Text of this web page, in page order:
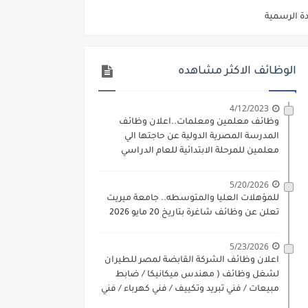
الرسمية
/ تجارة / حقوق / زراعة / تربية / اداب / خدمة اجتماعية
9 يوليو 2026
والاوراق المطلوبة وكيفية التقديم
فني كهرباء / فني غلايات / فني غازات / فني سباك )
مادتي "الدراسات الاجتماعية" و"اللغة الإنجليزية"
والتقديم حتي 17 يونيو 2026
الوظائف الاكثر مشاهده
4/12/2023
وظائف معلمين ومعلمات..اعلان وظائف
المدرسة المصرية الدولية عن حاجتها الي
معلمين للمرحلة الابتدائية للعام الدراسي
5/20/2026
للمؤهلات العليا والمتوسطه.. جامعة ميريت
تعلن عن وظائف شاغرة بتاريخ 20 مايو 2026
5/23/2026
اعلان وظائف الشركة القابضة لمصر للطيران
لشغل وظائف ( مهندس ميكانيكا / ضابط
مبيعات / فني تبريد وتكييف / فني كهرباء / فني